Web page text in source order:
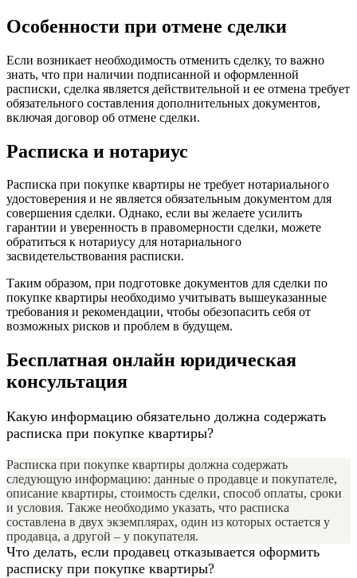
Особенности при отмене сделки
Если возникает необходимость отменить сделку, то важно
знать, что при наличии подписанной и оформленной
расписки, сделка является действительной и ее отмена требует
обязательного составления дополнительных документов,
включая договор об отмене сделки.
Расписка и нотариус
Расписка при покупке квартиры не требует нотариального
удостоверения и не является обязательным документом для
совершения сделки. Однако, если вы желаете усилить
гарантии и уверенность в правомерности сделки, можете
обратиться к нотариусу для нотариального
засвидетельствования расписки.
Таким образом, при подготовке документов для сделки по
покупке квартиры необходимо учитывать вышеуказанные
требования и рекомендации, чтобы обезопасить себя от
возможных рисков и проблем в будущем.
Бесплатная онлайн юридическая
консультация
Какую информацию обязательно должна содержать
расписка при покупке квартиры?
Расписка при покупке квартиры должна содержать
следующую информацию: данные о продавце и покупателе,
описание квартиры, стоимость сделки, способ оплаты, сроки
и условия. Также необходимо указать, что расписка
составлена в двух экземплярах, один из которых остается у
продавца, а другой – у покупателя.
Что делать, если продавец отказывается оформить
расписку при покупке квартиры?